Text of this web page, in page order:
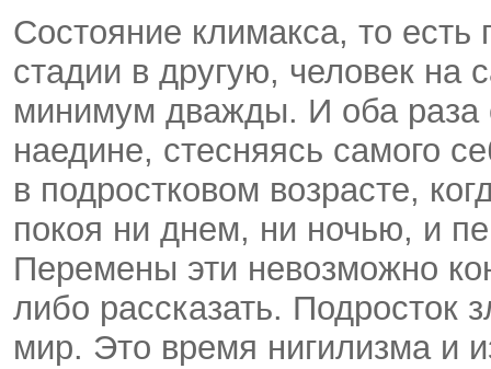
Состояние климакса, то
стадии в другую, человек на
минимум дважды. И оба раза
наедине, стесняясь самого
в подростковом возрасте,
покоя ни днем, ни ночью, и
Перемены эти невозможно
либо рассказать. Подросток
мир. Это время нигилизма и